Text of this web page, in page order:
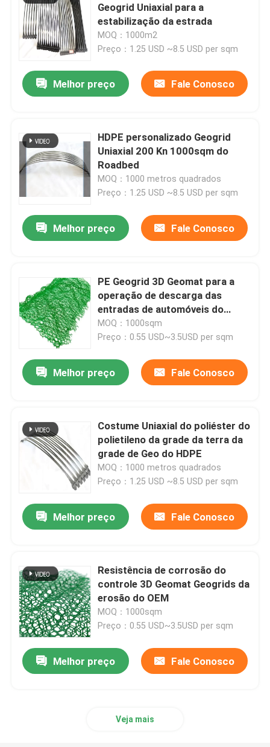
Casa
Geogrid Uniaxial para a
estabilização da estrada
MOQ：1000m2
Preço：1.25 USD ~8.5 USD per sqm
Melhor preço Fale Conosco
HDPE personalizado Geogrid
Uniaxial 200 Kn 1000sqm do
Roadbed
MOQ：1000 metros quadrados
Preço：1.25 USD ~8.5 USD per sqm
Melhor preço Fale Conosco
PE Geogrid 3D Geomat para a
operação de descarga das
entradas de automóveis do
cascalho
MOQ：1000sqm
Preço：0.55 USD~3.5USD per sqm
Melhor preço Fale Conosco
Costume Uniaxial do poliéster do
polietileno da grade da terra da
grade de Geo do HDPE
MOQ：1000 metros quadrados
Preço：1.25 USD ~8.5 USD per sqm
Melhor preço Fale Conosco
Resistência de corrosão do
controle 3D Geomat Geogrids da
erosão do OEM
MOQ：1000sqm
Preço：0.55 USD~3.5USD per sqm
Melhor preço Fale Conosco
Veja mais